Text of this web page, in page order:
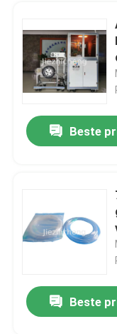
Beste
Beste